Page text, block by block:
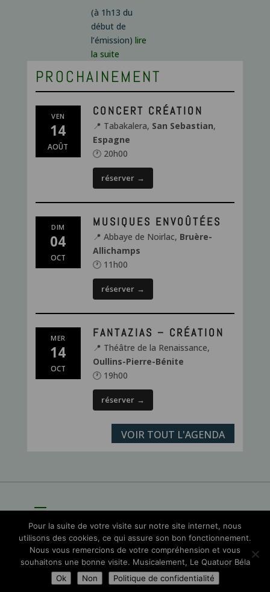
(à 1h13 du
début de
l’émission)lire
la suite
PROCHAINEMENT
VEN
14
AOÛT
CONCERT CRÉATION
📍 Tabakalera, San Sebastian,
Espagne
🕐 20h00
réserver →
DIM
04
OCT
MUSIQUES ENVOÛTÉES
📍 Abbaye de Noirlac, Bruère-
Allichamps
🕐 11h00
réserver →
MER
14
OCT
FANTAZIAS – CRÉATION
📍 Théâtre de la Renaissance,
Oullins-Pierre-Bénite
🕐 19h00
réserver →
VOIR TOUT L'AGENDA
Site parSioo studio
Pour la suite de votre visite sur notre site internet, nous
utilisons des cookies, ce qui assure son bon fonctionnement.
Nous vous remercions de votre compréhension et vous
souhaitons une bonne visite. Musicalement, Le Quatuor Béla
Ok
Non Politique de confidentialité